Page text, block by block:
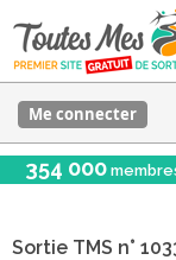
Me connecter
354 000
Sortie TMS n°